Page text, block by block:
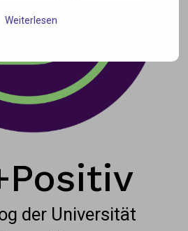
der Universität
Weiterlesen